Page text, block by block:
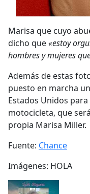
Marisa que cuyo
dicho que«estoy
hombres y mujeres
Además de estas
puesto en marcha
Estados Unidos
motocicleta, que
propia Marisa Miller.
Fuente: Chance
Imágenes: HOLA